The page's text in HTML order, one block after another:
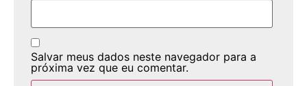
Salvar meus dados neste navegador para a
próxima vez que eu comentar.